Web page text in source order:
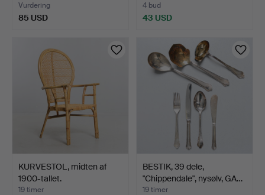
Vurdering
85 USD
4 bud
43 USD
KURVESTOL, midten af
1900-tallet.
19 timer
BESTIK, 39 dele,
"Chippendale", nysølv, GA…
19 timer